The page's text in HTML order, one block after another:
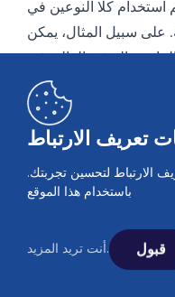
استخدام كلا النوعين في
على سبيل المثال، يمكن
نموذج ملحوم في نفس
الصحيح على تحليل
الصيانة، وأولويات
بهياكلها المدمجة
تعريف الارتباط
الارتباط لتحسين تجربتك.
باستخدام هذا الموقع
أنت تريد المزيد. قبول